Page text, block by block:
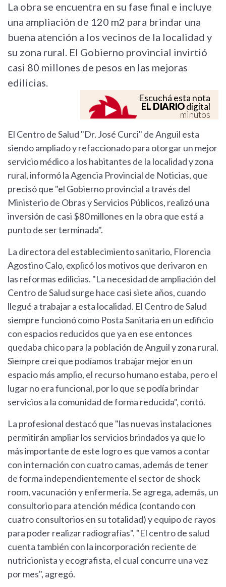
La obra se encuentra en su fase final e incluye
una ampliación de 120 m2 para brindar una
buena atención a los vecinos de la localidad y
su zona rural. El Gobierno provincial invirtió
casi 80 millones de pesos en las mejoras
edilicias.
Escuchá esta nota
EL DIARIOdigital
minutos
El Centro de Salud "Dr. José Curci" de Anguil esta
siendo ampliado y refaccionado para otorgar un mejor
servicio médico a los habitantes de la localidad y zona
rural, informó la Agencia Provincial de Noticias, que
precisó que "el Gobierno provincial a través del
Ministerio de Obras y Servicios Públicos, realizó una
inversión de casi $80 millones en la obra que está a
punto de ser terminada".
La directora del establecimiento sanitario, Florencia
Agostino Calo, explicó los motivos que derivaron en
las reformas edilicias. "La necesidad de ampliación del
Centro de Salud surge hace casi siete años, cuando
llegué a trabajar a esta localidad. El Centro de Salud
siempre funcionó como Posta Sanitaria en un edificio
con espacios reducidos que ya en ese entonces
quedaba chico para la población de Anguil y zona rural.
Siempre creí que podíamos trabajar mejor en un
espacio más amplio, el recurso humano estaba, pero el
lugar no era funcional, por lo que se podía brindar
servicios a la comunidad de forma reducida", contó.
La profesional destacó que "las nuevas instalaciones
permitirán ampliar los servicios brindados ya que lo
más importante de este logro es que vamos a contar
con internación con cuatro camas, además de tener
de forma independientemente el sector de shock
room, vacunación y enfermería. Se agrega, además, un
consultorio para atención médica (contando con
cuatro consultorios en su totalidad) y equipo de rayos
para poder realizar radiografías". "El centro de salud
cuenta también con la incorporación reciente de
nutricionista y ecografista, el cual concurre una vez
por mes", agregó.